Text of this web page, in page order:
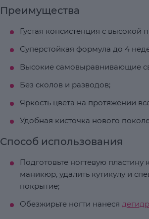
Преимущества
Густая консистенция с высокой
Суперстойкая формула до 4
Высокие самовыравнивающие
Без сколов и разводов;
Яркость цвета на протяжении
Удобная кисточка нового
Способ использования
Подготовьте ногтевую пластину
маникюр, удалить кутикулу и
покрытие;
Обезжирьте ногти нанеся